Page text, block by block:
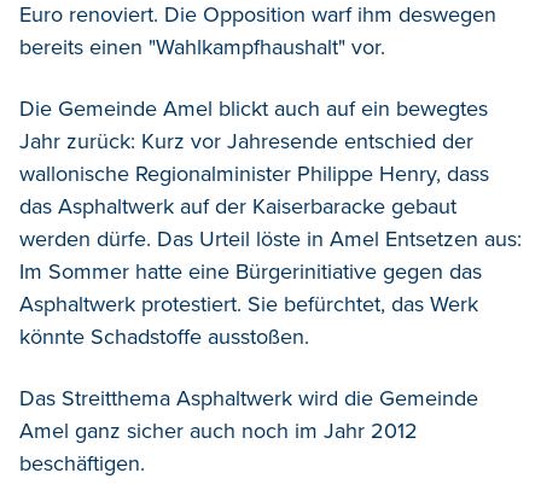
Euro renoviert. Die Opposition warf ihm deswegen
bereits einen "Wahlkampfhaushalt" vor.
Die Gemeinde Amel blickt auch auf ein bewegtes
Jahr zurück: Kurz vor Jahresende entschied der
wallonische Regionalminister Philippe Henry, dass
das Asphaltwerk auf der Kaiserbaracke gebaut
werden dürfe. Das Urteil löste in Amel Entsetzen aus:
Im Sommer hatte eine Bürgerinitiative gegen das
Asphaltwerk protestiert. Sie befürchtet, das Werk
könnte Schadstoffe ausstoßen.
Das Streitthema Asphaltwerk wird die Gemeinde
Amel ganz sicher auch noch im Jahr 2012
beschäftigen.